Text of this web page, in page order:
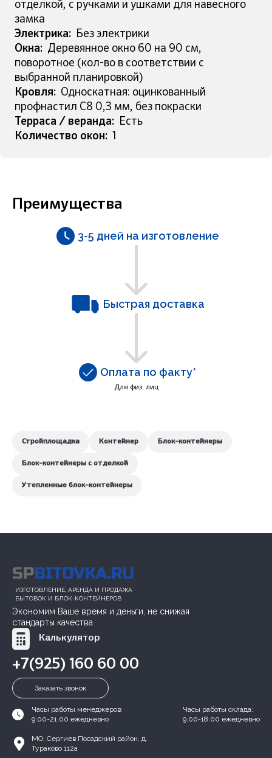
отделкой, с ручками и ушками для навесного
замка
Электрика:
Без электрики
Окна: Деревянное окно 60 на 90 см,
поворотное (кол-во в соответствии с
выбранной планировкой)
Кровля: Односкатная: оцинкованный
профнастил С8 0,3 мм, без покраски
Терраса / веранда:
Есть
Количество окон:
Преимущества
3-5 дней на изготовление
Быстрая доставка
Оплата по факту*
Для физ. лиц
Стройплощадка Контейнер Блок-контейнеры
Блок-контейнеры с отделкой
Утепленные блок-контейнеры
ИЗГОТОВЛЕНИЕ, АРЕНДА И ПРОДАЖА
БЫТОВОК И БЛОК-КОНТЕЙНЕРОВ
Экономим Ваше время и деньги, не снижая
стандарты качества
Калькулятор
+7(925) 160 60 00
Заказать звонок
Часы работы менеджеров:
9:00-21:00 ежедневно
Часы работы склада:
9:00-18:00 ежедневно
МО, Сергиев Посадский район, д.
Тураково 112а